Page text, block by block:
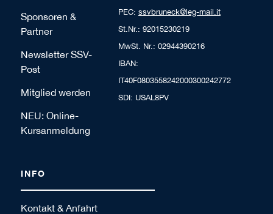
Sponsoren &
Partner
Newsletter SSV-
Post
Mitglied werden
NEU: Online-
Kursanmeldung
PEC: ssvbruneck@leg-mail.it
St.Nr.: 92015230219
MwSt. Nr.: 02944390216
IBAN:
IT40F0803558242000300242772
SDI: USAL8PV
INFO
Kontakt & Anfahrt